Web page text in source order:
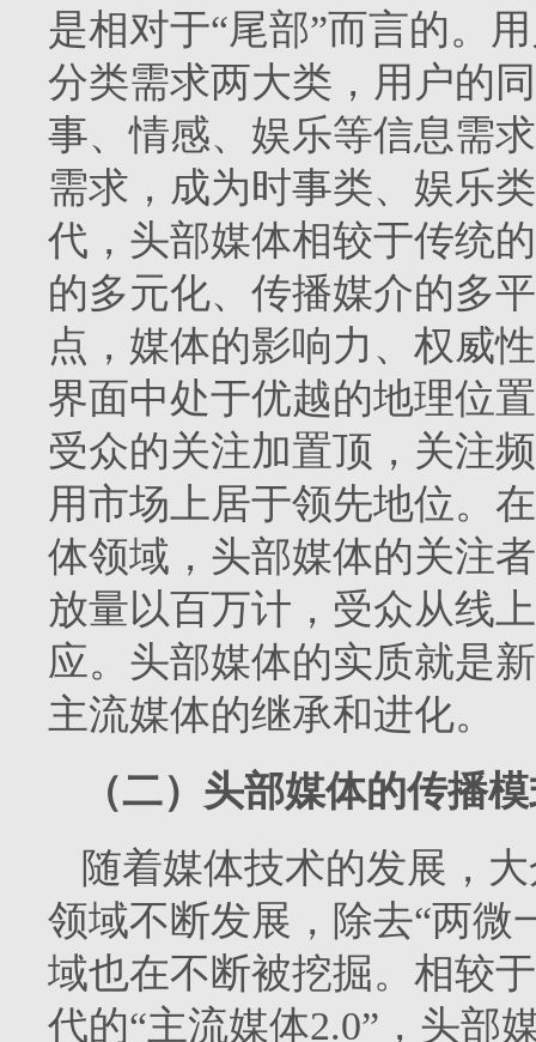
是相对于“尾部”而言的。
分类需求两大类，用户的
事、情感、娱乐等信息需
需求，成为时事类、娱乐
代，头部媒体相较于传统
的多元化、传播媒介的多
点，媒体的影响力、权威
界面中处于优越的地理位
受众的关注加置顶，关注
用市场上居于领先地位。
体领域，头部媒体的关注
放量以百万计，受众从线
应。头部媒体的实质就是
主流媒体的继承和进化。
（二）头部媒体的传播
随着媒体技术的发展，
领域不断发展，除去“两微
域也在不断被挖掘。相较
代的“主流媒体2.0”，头部